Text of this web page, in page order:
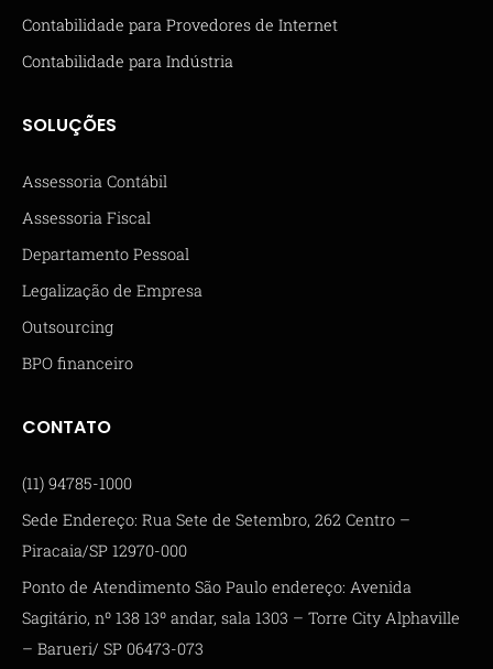
Contabilidade para Provedores de Internet
Contabilidade para Indústria
SOLUÇÕES
Assessoria Contábil
Assessoria Fiscal
Departamento Pessoal
Legalização de Empresa
Outsourcing
BPO financeiro
CONTATO
(11) 94785-1000
Sede Endereço: Rua Sete de Setembro, 262 Centro –
Piracaia/SP 12970-000
Ponto de Atendimento São Paulo endereço: Avenida
Sagitário, nº 138 13º andar, sala 1303 – Torre City Alphaville
– Barueri/ SP 06473-073